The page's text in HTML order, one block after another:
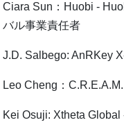
Ciara Sun：Huobi -
バル事業責任者
J.D. Salbego: AnRKey
Leo Cheng：
Kei Osuji: Xtheta